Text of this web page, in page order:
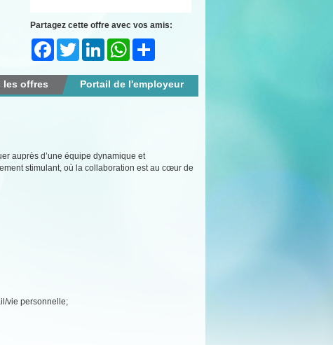
Partagez cette offre avec vos amis:
FacebookTwitter LinkedInWhatsApp
Portail de l'employeur
les offres
auprès d’une équipe dynamique et
stimulant, où la collaboration est au cœur de
vie personnelle;